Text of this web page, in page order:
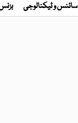
سائنس و ٹیکنالوجی